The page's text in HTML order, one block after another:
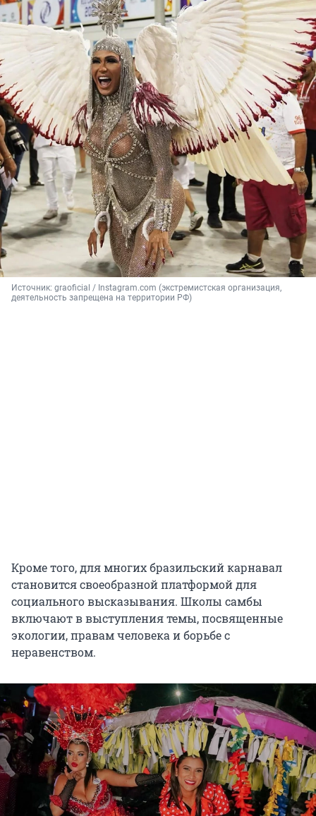
Источник: graoficial / Instagram.com (экстремистская организация,
деятельность запрещена на территории РФ)
Кроме того, для многих бразильский карнавал
становится своеобразной платформой для
социального высказывания. Школы самбы
включают в выступления темы, посвященные
экологии, правам человека и борьбе с
неравенством.